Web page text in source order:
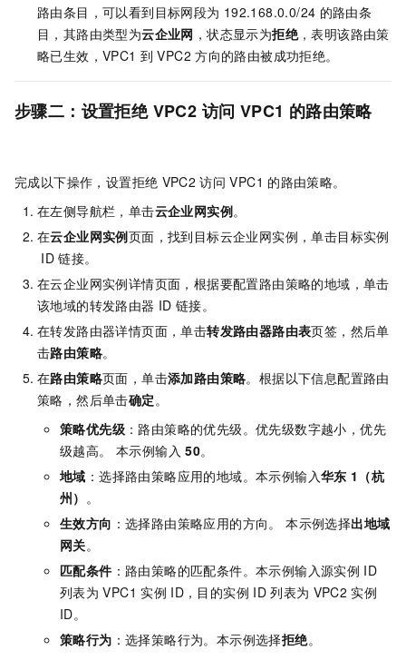
路由条目，可以看到目标网段为 192.168.0.0/24 的路由条
目，其路由类型为云企业网 ，状态显示为拒绝，表明该路由策
略已生效，VPC1 到 VPC2 方向的路由被成功拒绝。
步骤二：设置拒绝 VPC2 访问 VPC1 的路由策略
完成以下操作，设置拒绝 VPC2 访问 VPC1 的路由策略。
在左侧导航栏，单击云企业网实例。
在云企业网实例页面，找到目标云企业网实例，单击目标实例
ID 链接。
在云企业网实例详情页面，根据要配置路由策略的地域，单击
该地域的转发路由器 ID 链接。
在转发路由器详情页面，单击转发路由器路由表页签，然后单
击路由策略。
在路由策略页面，单击添加路由策略。根据以下信息配置路由
策略，然后单击确定 。
策略优先级 ：路由策略的优先级。优先级数字越小，优先
级越高。 本示例输入 50。
地域 ：选择路由策略应用的地域。本示例输入华东 1（杭
州） 。
生效方向 ：选择路由策略应用的方向。 本示例选择出地域
网关。
匹配条件 ：路由策略的匹配条件。本示例输入源实例 ID
列表为 VPC1 实例 ID，目的实例 ID 列表为 VPC2 实例
ID。
策略行为 ：选择策略行为。本示例选择拒绝。